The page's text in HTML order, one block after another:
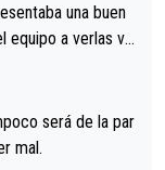
una buen
equipo a verlas ve
Más en San Seb
podríamos ten
será de la par
mal.